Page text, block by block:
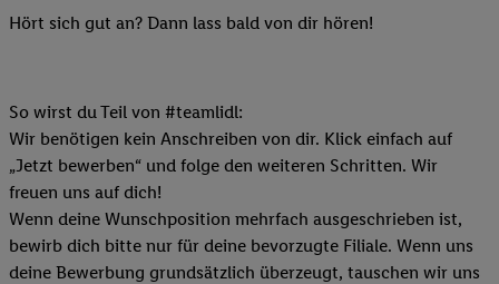
Hört sich gut an? Dann lass bald von dir hören!
So wirst du Teil von #teamlidl:
Wir benötigen kein Anschreiben von dir. Klick einfach auf
„Jetzt bewerben“ und folge den weiteren Schritten. Wir
freuen uns auf dich!
Wenn deine Wunschposition mehrfach ausgeschrieben ist,
bewirb dich bitte nur für deine bevorzugte Filiale. Wenn uns
deine Bewerbung grundsätzlich überzeugt, tauschen wir uns